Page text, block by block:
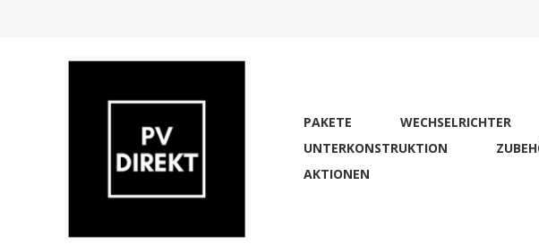
PAKETE WECHSELRICHTER
UNTERKONSTRUKTION
AKTIONEN